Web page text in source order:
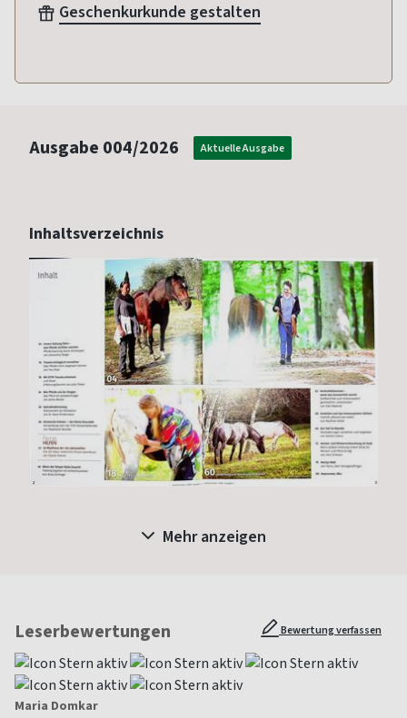
Geschenkurkunde gestalten
Ausgabe 004/2026 Aktuelle Ausgabe
Inhaltsverzeichnis
Mehr anzeigen
Leserbewertungen Bewertung verfassen
Maria Domkar